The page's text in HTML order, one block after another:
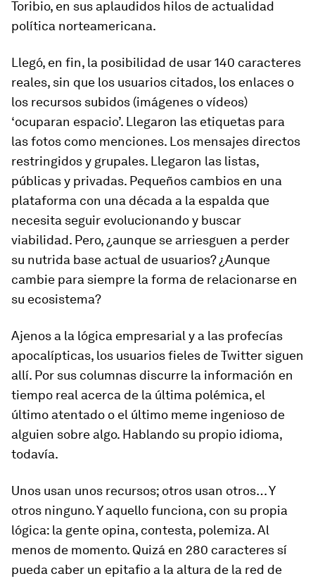
Toribio, en sus aplaudidos hilos de actualidad
política norteamericana.
Llegó, en fin, la posibilidad de usar 140 caracteres
reales, sin que los usuarios citados, los enlaces o
los recursos subidos (imágenes o vídeos)
‘ocuparan espacio’. Llegaron las etiquetas para
las fotos como menciones. Los mensajes directos
restringidos y grupales. Llegaron las listas,
públicas y privadas. Pequeños cambios en una
plataforma con una década a la espalda que
necesita seguir evolucionando y buscar
viabilidad. Pero, ¿aunque se arriesguen a perder
su nutrida base actual de usuarios? ¿Aunque
cambie para siempre la forma de relacionarse en
su ecosistema?
Ajenos a la lógica empresarial y a las profecías
apocalípticas, los usuarios fieles de Twitter siguen
allí. Por sus columnas discurre la información en
tiempo real acerca de la última polémica, el
último atentado o el último meme ingenioso de
alguien sobre algo. Hablando su propio idioma,
todavía.
Unos usan unos recursos; otros usan otros… Y
otros ninguno. Y aquello funciona, con su propia
lógica: la gente opina, contesta, polemiza. Al
menos de momento. Quizá en 280 caracteres sí
pueda caber un epitafio a la altura de la red de